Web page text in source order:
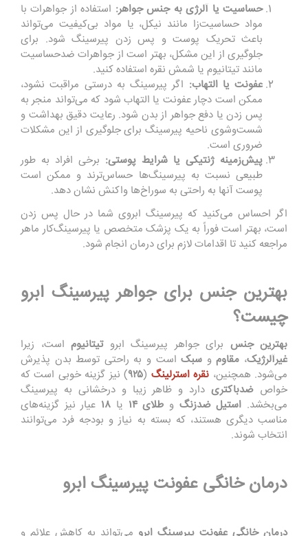
حساسیت یا آلرژی به جنس جواهر: استفاده از جواهرات با
مواد حساسیت‌زا مانند نیکل، یا مواد بی‌کیفیت می‌تواند
باعث تحریک پوست و پس زدن پیرسینگ شود. برای
جلوگیری از این مشکل، بهتر است از جواهرات ضدحساسیت
مانند تیتانیوم یا شمش نقره استفاده کنید.
عفونت یا التهاب: اگر پیرسینگ به درستی مراقبت نشود،
ممکن است دچار عفونت یا التهاب شود که می‌تواند منجر به
پس زدن یا دفع جواهر از بدن شود. رعایت دقیق بهداشت و
شست‌وشوی ناحیه پیرسینگ برای جلوگیری از این مشکلات
ضروری است.
پیش‌زمینه ژنتیکی یا شرایط پوستی: برخی افراد به طور
طبیعی نسبت به پیرسینگ‌ها حساس‌ترند و ممکن است
پوست آنها به راحتی به سوراخ‌ها واکنش نشان دهد.
اگر احساس می‌کنید که پیرسینگ ابروی شما در حال پس زدن
است، بهتر است فوراً به یک پزشک متخصص یا پیرسینگ‌کار ماهر
مراجعه کنید تا اقدامات لازم برای درمان انجام شود.
بهترین جنس برای جواهر پیرسینگ ابرو
چیست؟
بهترین جنس برای جواهر پیرسینگ ابروتیتانیوم است، زیرا
غیرآلرژیک، مقاومو سبکاست و به راحتی توسط بدن پذیرش
می‌شود. همچنین، نقره استرلینگ (۹۲۵) نیز گزینه خوبی است که
خواص ضدباکتریدارد و ظاهر زیبا و درخشانی به پیرسینگ
می‌بخشد. استیل ضدزنگ و طلای ۱۴ یا ۱۸ عیار نیز گزینه‌های
مناسب دیگری هستند، که بسته به نیاز و بودجه فرد می‌توانند
انتخاب شوند.
درمان خانگی عفونت پیرسینگ ابرو
درمان خانگی عفونت پیرسینگ ابرو می‌تواند به کاهش علائم و